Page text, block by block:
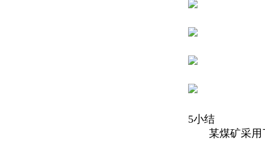
5小结
某煤矿采用了